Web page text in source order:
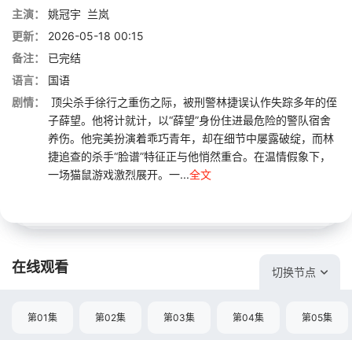
主演：
姚冠宇 兰岚
更新：
2026-05-18 00:15
备注：
已完结
语言：
国语
剧情：
顶尖杀手徐行之重伤之际，被刑警林捷误认作失踪多年的侄
子薛望。他将计就计，以“薛望”身份住进最危险的警队宿舍
养伤。他完美扮演着乖巧青年，却在细节中屡露破绽，而林
捷追查的杀手“脸谱”特征正与他悄然重合。在温情假象下，
一场猫鼠游戏激烈展开。一...全文
在线观看 切换节点
第01集 第02集 第03集 第04集 第05集